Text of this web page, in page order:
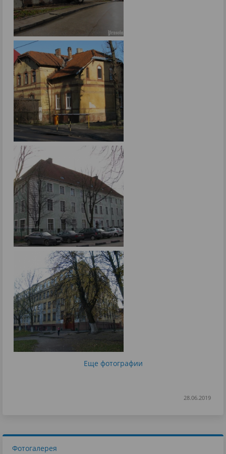
Еще фотографии
28.06.2019
Фотогалерея